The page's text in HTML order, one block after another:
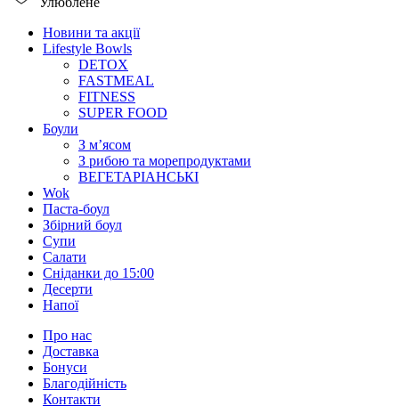
Новини та акції
Lifestyle Bowls
DETOX
FASTMEAL
FITNESS
SUPER FOOD
Боули
З м’ясом
З рибою та морепродуктами
ВЕГЕТАРІАНСЬКІ
Wok
Паста-боул
Збірний боул
Супи
Салати
Сніданки до 15:00
Десерти
Напої
Про нас
Доставка
Бонуси
Благодійність
Контакти